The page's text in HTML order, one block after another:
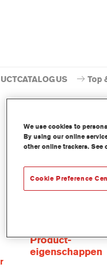
Top
De Centari
behoort tot het
Product-
eigenschappen
We use cookies to
By using our online
other online trackers. See
Cookie Preference